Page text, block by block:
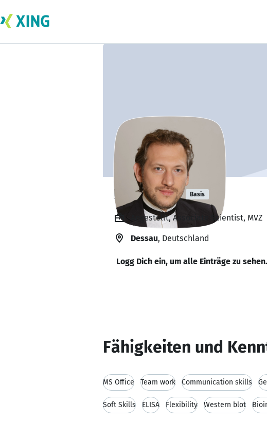
Rami Richi Basis
Angestellt, Associate Scientist, MVZ
Dessau, Deutschland
Logg Dich ein, um alle Einträge zu sehen.
Fähigkeiten und
MS Office Team work Communication skills
Soft Skills ELISA Flexibility Western blot